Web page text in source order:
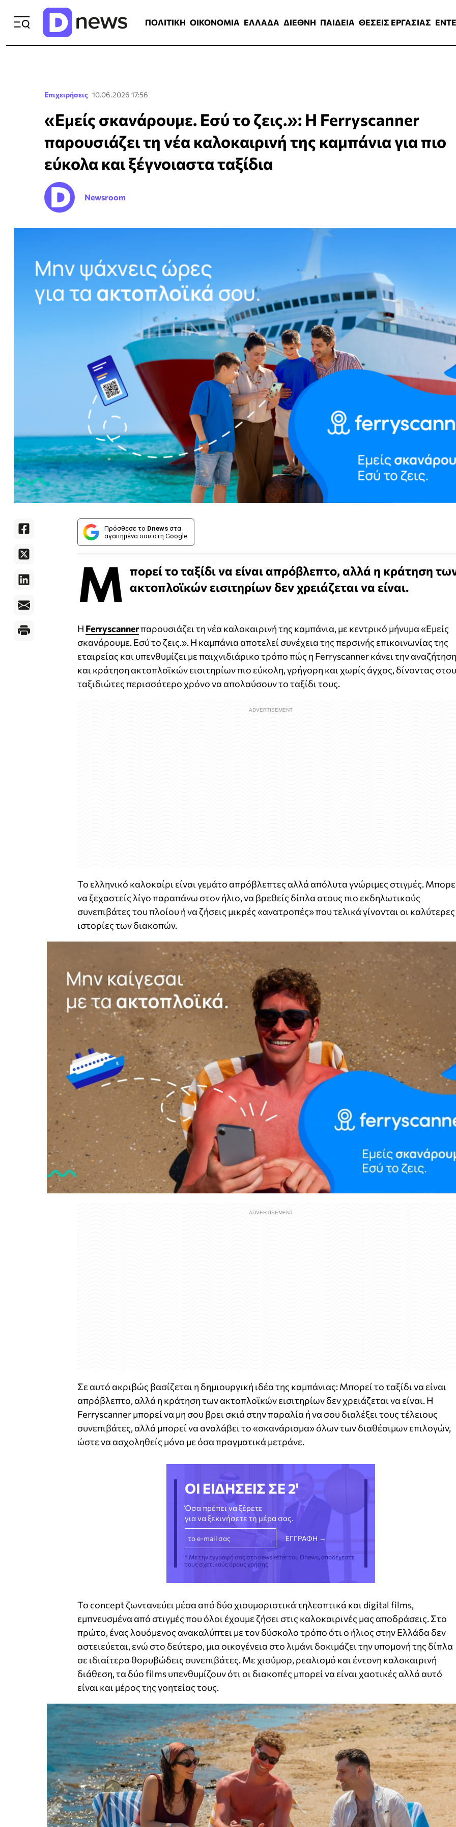
ΠΟΛΙΤΙΚΗ ΟΙΚΟΝΟΜΙΑ ΕΛΛΑΔΑ ΔΙΕΘΝΗ ΠΑΙΔΕΙΑ ΘΕΣΕΙΣ ΕΡΓΑΣΙΑΣ
Επιχειρήσεις 10.06.2026 17:56
«Εμείς σκανάρουμε. Εσύ το ζεις.»: Η Ferryscanner
παρουσιάζει τη νέα καλοκαιρινή της καμπάνια για πιο
εύκολα και ξέγνοιαστα ταξίδια
Newsroom
Πρόσθεσε το Dnews στα
αγαπημένα σου στη Google
Μ πορεί το ταξίδι να είναι απρόβλεπτο, αλλά η κράτηση
ακτοπλοϊκών εισιτηρίων δεν χρειάζεται να είναι.
Η Ferryscannerπαρουσιάζει τη νέα καλοκαιρινή της καμπάνια, με κεντρικό μήνυμα «Εμείς
σκανάρουμε. Εσύ το ζεις.». Η καμπάνια αποτελεί συνέχεια της περσινής επικοινωνίας της
εταιρείας και υπενθυμίζει με παιχνιδιάρικο τρόπο πώς η Ferryscanner κάνει την αναζήτηση
και κράτηση ακτοπλοϊκών εισιτηρίων πιο εύκολη, γρήγορη και χωρίς άγχος, δίνοντας
ταξιδιώτες περισσότερο χρόνο να απολαύσουν το ταξίδι τους.
Το ελληνικό καλοκαίρι είναι γεμάτο απρόβλεπτες αλλά απόλυτα γνώριμες στιγμές.
να ξεχαστείς λίγο παραπάνω στον ήλιο, να βρεθείς δίπλα στους πιο εκδηλωτικούς
συνεπιβάτες του πλοίου ή να ζήσεις μικρές «ανατροπές» που τελικά γίνονται οι καλύτερες
ιστορίες των διακοπών.
Σε αυτό ακριβώς βασίζεται η δημιουργική ιδέα της καμπάνιας: Μπορεί το ταξίδι να είναι
απρόβλεπτο, αλλά η κράτηση των ακτοπλοϊκών εισιτηρίων δεν χρειάζεται να είναι. Η
Ferryscanner μπορεί να μη σου βρει σκιά στην παραλία ή να σου διαλέξει τους τέλειους
συνεπιβάτες, αλλά μπορεί να αναλάβει το «σκανάρισμα» όλων των διαθέσιμων επιλογών,
ώστε να ασχοληθείς μόνο με όσα πραγματικά μετράνε.
ΟΙ ΕΙΔΗΣΕΙΣ ΣΕ 2'
Όσα πρέπει να ξέρετε
για να ξεκινήσετε τη μέρα σας.
* Με την εγγραφή σας στο newsletter του Dnews, αποδέχεστε
τους σχετικούς όρους χρήσης
Το concept ζωντανεύει μέσα από δύο χιουμοριστικά τηλεοπτικά και digital films,
εμπνευσμένα από στιγμές που όλοι έχουμε ζήσει στις καλοκαιρινές μας αποδράσεις. Στο
πρώτο, ένας λουόμενος ανακαλύπτει με τον δύσκολο τρόπο ότι ο ήλιος στην Ελλάδα δεν
αστειεύεται, ενώ στο δεύτερο, μια οικογένεια στο λιμάνι δοκιμάζει την υπομονή της δίπλα
σε ιδιαίτερα θορυβώδεις συνεπιβάτες. Με χιούμορ, ρεαλισμό και έντονη καλοκαιρινή
διάθεση, τα δύο films υπενθυμίζουν ότι οι διακοπές μπορεί να είναι χαοτικές αλλά αυτό
είναι και μέρος της γοητείας τους.